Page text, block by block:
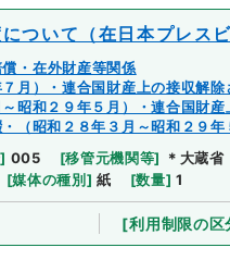
ついて（在日本プレス
・在外財産等関係
月）・連合国財産上の接収解除
昭和２９年５月）・連合国財産
（昭和２８年３月～昭和２９年
] 005 [移管元機関等] ＊大蔵省
[媒体の種別 ] 紙 [数量] 1
[利用制限の区